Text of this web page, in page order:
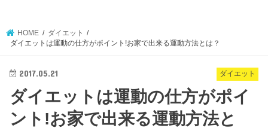
HOME
ダイエット
ダイエットは運動の仕方がポイント!お家で出来る運動方法とは？
ダイエット
2017.05.21
ダイエットは運動の仕方がポイ
ント!お家で出来る運動方法と